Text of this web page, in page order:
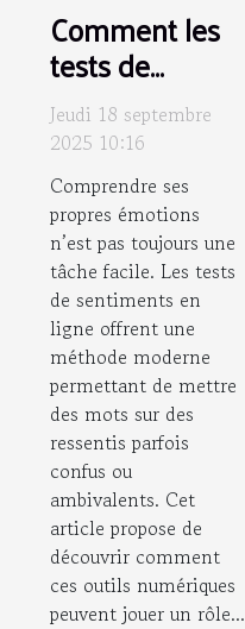
Comment les
tests de
sentiments en
ligne peuvent
clarifier vos
émotions ?
Jeudi 18 septembre
2025 10:16
Comprendre ses
propres émotions
n’est pas toujours une
tâche facile. Les tests
de sentiments en
ligne offrent une
méthode moderne
permettant de mettre
des mots sur des
ressentis parfois
confus ou
ambivalents. Cet
article propose de
découvrir comment
ces outils numériques
peuvent jouer un rôle...